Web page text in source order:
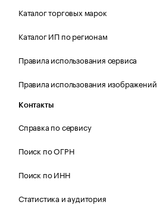
Каталог торговых марок
Каталог ИП по регионам
Правила использования сервиса
Правила использования изображений
Контакты
Справка по сервису
Поиск по ОГРН
Поиск по ИНН
Статистика и аудитория